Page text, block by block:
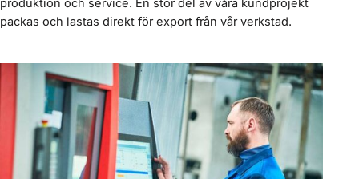
produktion och service. En stor del av våra kundprojekt
packas och lastas direkt för export från vår verkstad.